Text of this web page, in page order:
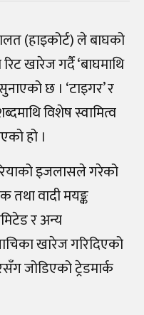
(हाइकोर्ट) ले बाघको
रिट खारेज गर्दै ‘बाघमाथि
छ । ‘टाइगर’ र
विशेष स्वामित्व
हो ।
इजलासले गरेको
तथा वादी मयङ्क
र अन्य
खारेज गरिदिएको
जोडिएको ट्रेडमार्क